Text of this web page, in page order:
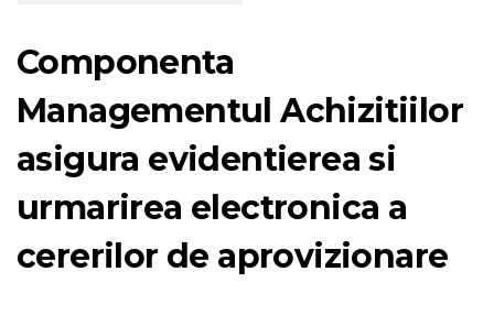
Componenta
Managementul Achizitiilor
asigura evidentierea si
urmarirea electronica a
cererilor de aprovizionare